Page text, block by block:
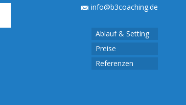
info@b3coaching.de
Ablauf & Setting
Preise
Referenzen